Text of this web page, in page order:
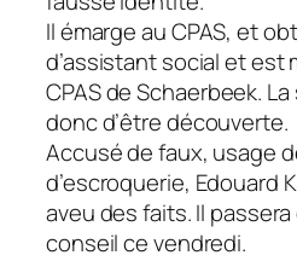
Il émarge au CPAS, et
d’assistant social et est
CPAS de Schaerbeek.
donc d’être découverte.
Accusé de faux, usage
d’escroquerie, Edouard
aveu des faits. Il
conseil ce vendredi.